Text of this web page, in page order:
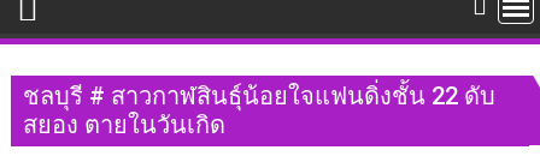
ชลบุรี # สาวกาฬสินธุ์น้อยใจแฟนดิ่งชั้น 22 ดับ
สยอง ตายในวันเกิด